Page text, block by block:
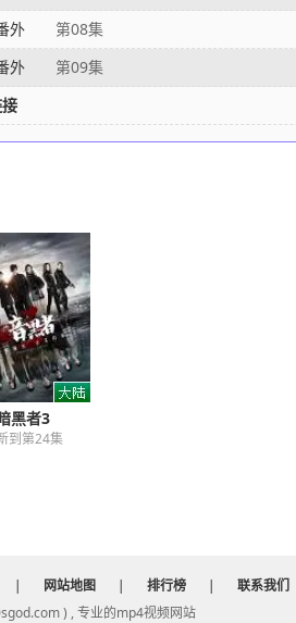
外 第08集
外 第09集
黑者3
到第24集
| 网站地图 | 排行榜 |
联系我们
) , 专业的mp4视频网站